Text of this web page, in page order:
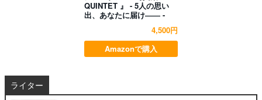
QUINTET 』 - 5人の思い
出、あなたに届け―― -
4,500円
Amazonで購入
ライター